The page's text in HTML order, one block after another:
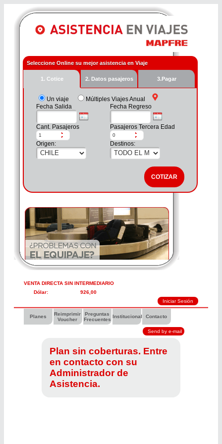
Seleccione Online su mejor asistencia en Viaje
1. Cotice 2. Datos pasajeros 3.Pagar
Un viaje
Múltiples Viajes Anual
Fecha Salida
Fecha Regreso
Cant. Pasajeros Pasajeros Tercera Edad
Origen: Destinos:
VENTA DIRECTA SIN INTERMEDIARIO
Dólar:
926,00
Planes
Reimprimir
Voucher
Preguntas
Frecuentes
Institucional Contacto
Plan sin coberturas. Entre
en contacto con su
Administrador de
Asistencia.